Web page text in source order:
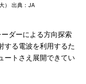
） 出典：JA
ダーによる方向探索
する電波を利用するた
ートさえ展開できてい